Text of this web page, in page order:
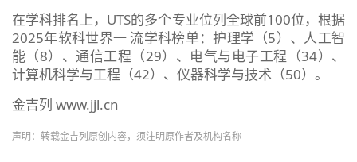
在学科排名上，UTS的多个专业位列全球前100位，根据
2025年软科世界一 流学科榜单：护理学（5）、人工智
能（8）、通信工程（29）、电气与电子工程（34）、
计算机科学与工程（42）、仪器科学与技术（50）。
金吉列 www.jjl.cn
声明：转载金吉列原创内容，须注明原作者及机构名称